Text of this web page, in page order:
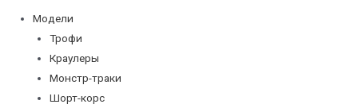
Модели
Трофи
Краулеры
Монстр-траки
Шорт-корс